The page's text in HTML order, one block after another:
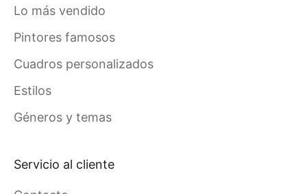
Lo más vendido
Pintores famosos
Cuadros personalizados
Estilos
Géneros y temas
Servicio al cliente